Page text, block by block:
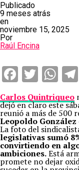
Publicado
9 meses atrás
en
noviembre 15, 2025
Por
Raúl Encina
Carlos Quintriqueo
dejó en claro este
reunió a más de 500
Leopoldo González
La foto del
legislativas sumó
convirtiendo en
ambiciones.Está
promete no dejar